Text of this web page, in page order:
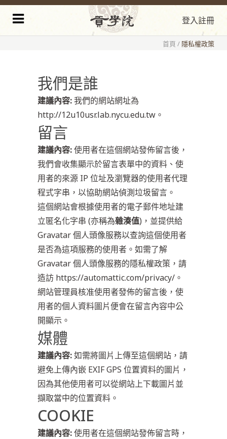
登入註冊
首頁 / 隱私權政策
我們是誰
建議內容:我們的網站網址為
http://12u10usr.lab.nycu.edu.tw。
留言
建議內容:使用者在這個網站發佈留言後，
我們會收集顯示於留言表單中的資料、使
用者的來源 IP 位址及瀏覽器的使用者代理
程式字串，以協助網站偵測垃圾留言。
這個網站會根據使用者的電子郵件地址建
立匿名化字串 (亦稱為雜湊值)，並提供給
Gravatar 個人頭像服務以查詢這個使用者
是否為這項服務的使用者。如需了解
Gravatar 個人頭像服務的隱私權政策，請
造訪 https://automattic.com/privacy/ 。
網站管理員核准使用者發佈的留言後，使
用者的個人資料圖片便會在留言內容中公
開顯示。
媒體
建議內容:如需將圖片上傳至這個網站，請
避免上傳內嵌 EXIF GPS 位置資料的圖片，
因為其他使用者可以從網站上下載圖片並
擷取當中的位置資料。
COOKIE
建議內容:使用者在這個網站發佈留言時，